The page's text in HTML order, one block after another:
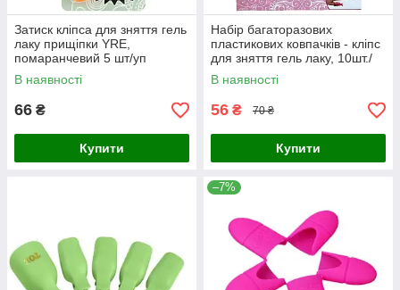
Затиск кліпса для зняття гель
лаку прищіпки YRE,
помаранчевий 5 шт/уп
В наявності
66 ₴
Купити
Набір багаторазових
пластикових ковпачків - кліпс
для зняття гель лаку, 10шт./
уп. Рожевий
В наявності
56 ₴ 70 ₴
Купити
–7%